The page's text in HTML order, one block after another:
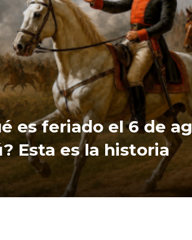
es feriado el 6 de
Esta es la historia